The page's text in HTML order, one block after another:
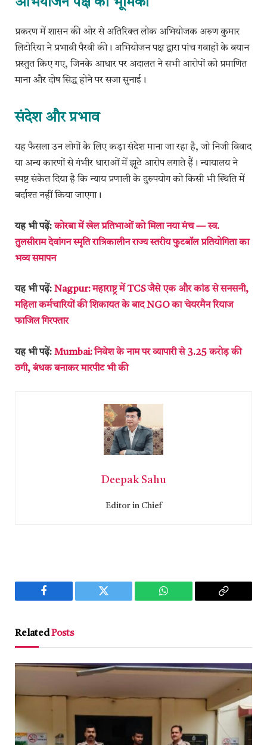
अभियोजन पक्ष की भूमिका
प्रकरण में शासन की ओर से अतिरिक्त लोक अभियोजक अरुण कुमार
लिटोरिया ने प्रभावी पैरवी की। अभियोजन पक्ष द्वारा पांच गवाहों के बयान
प्रस्तुत किए गए, जिनके आधार पर अदालत ने सभी आरोपों को प्रमाणित
माना और दोष सिद्ध होने पर सजा सुनाई।
संदेश और प्रभाव
यह फैसला उन लोगों के लिए कड़ा संदेश माना जा रहा है, जो निजी विवाद
या अन्य कारणों से गंभीर धाराओं में झूठे आरोप लगाते हैं। न्यायालय ने
स्पष्ट संकेत दिया है कि न्याय प्रणाली के दुरुपयोग को किसी भी स्थिति में
बर्दाश्त नहीं किया जाएगा।
यह भी पढ़ें:कोरबा में खेल प्रतिभाओं को मिला नया मंच — स्व.
तुलसीराम देवांगन स्मृति रात्रिकालीन राज्य स्तरीय फुटबॉल प्रतियोगिता का
भव्य समापन
यह भी पढ़ें: Nagpur: महाराष्ट्र में TCS जैसे एक और कांड से सनसनी,
महिला कर्मचारियों की शिकायत के बाद NGO का चेयरमैन रियाज
फाजिल गिरफ्तार
यह भी पढ़ें: Mumbai: निवेश के नाम पर व्यापारी से 3.25 करोड़ की
ठगी, बंधक बनाकर मारपीट भी की
Deepak Sahu
Editor in Chief
Facebook Twitter WhatsApp
Copy
RelatedPosts